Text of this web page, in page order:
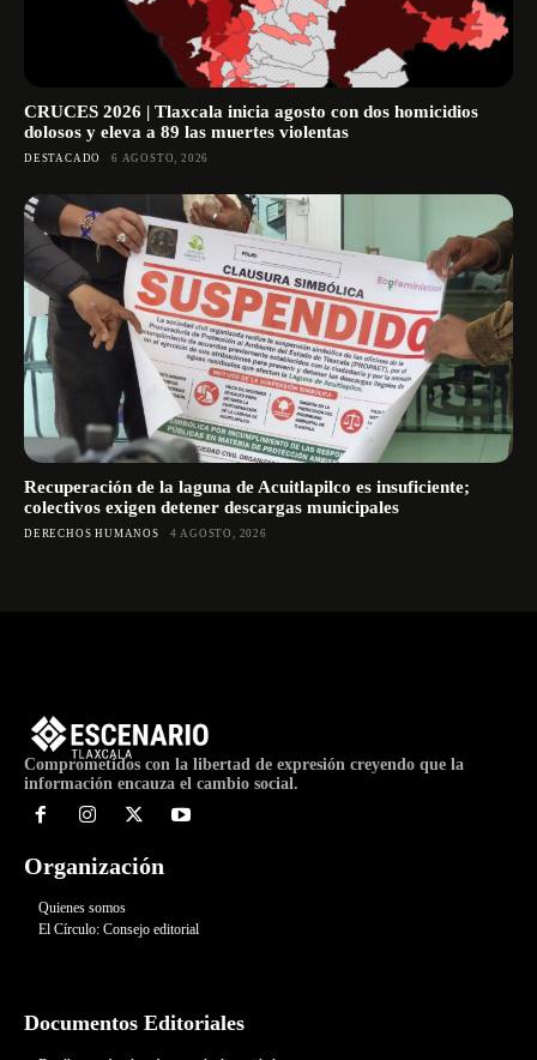
CRUCES 2026 | Tlaxcala inicia agosto con dos homicidios
dolosos y eleva a 89 las muertes violentas
DESTACADO 6 AGOSTO, 2026
Recuperación de la laguna de Acuitlapilco es insuficiente;
colectivos exigen detener descargas municipales
DERECHOS HUMANOS 4 AGOSTO, 2026
Comprometidos con la libertad de expresión creyendo que la
información encauza el cambio social.
Organización
Quienes somos
El Círculo: Consejo editorial
Documentos Editoriales